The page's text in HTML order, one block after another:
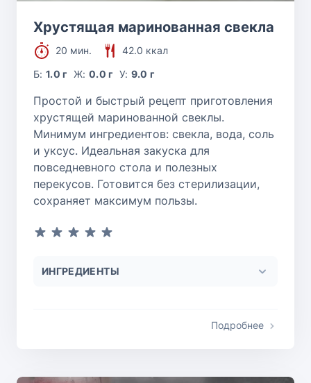
Хрустящая маринованная свекла
20 мин.
42.0 ккал
Б:1.0 г Ж: 0.0 г У: 9.0 г
Простой и быстрый рецепт приготовления
хрустящей маринованной свеклы.
Минимум ингредиентов: свекла, вода, соль
и уксус. Идеальная закуска для
повседневного стола и полезных
перекусов. Готовится без стерилизации,
сохраняет максимум пользы.
ИНГРЕДИЕНТЫ
Подробнее